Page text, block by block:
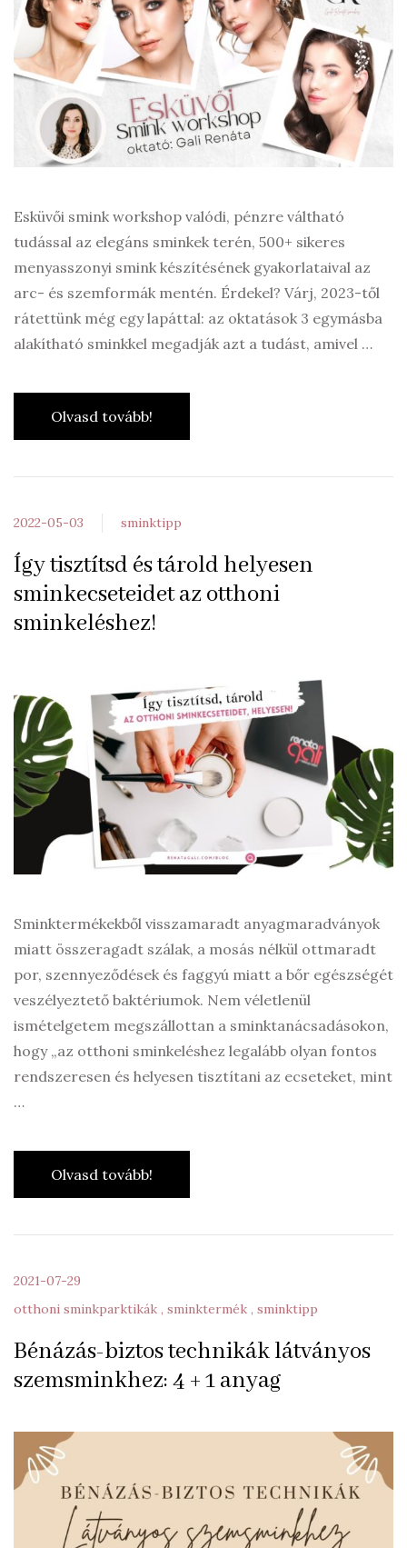
Esküvői smink workshop valódi, pénzre váltható
tudással az elegáns sminkek terén, 500+ sikeres
menyasszonyi smink készítésének gyakorlataival az
arc- és szemformák mentén. Érdekel? Várj, 2023-től
rátettünk még egy lapáttal: az oktatások 3 egymásba
alakítható sminkkel megadják azt a tudást, amivel …
Olvasd tovább!
2022-05-03 sminktipp
Így tisztítsd és tárold helyesen
sminkecseteidet az otthoni
sminkeléshez!
Sminktermékekből visszamaradt anyagmaradványok
miatt összeragadt szálak, a mosás nélkül ottmaradt
por, szennyeződések és faggyú miatt a bőr egészségét
veszélyeztető baktériumok. Nem véletlenül
ismételgetem megszállottan a sminktanácsadásokon,
hogy „az otthoni sminkeléshez legalább olyan fontos
rendszeresen és helyesen tisztítani az ecseteket, mint
…
Olvasd tovább!
2021-07-29
otthoni sminkparktikák
sminktermék sminktipp
Bénázás-biztos technikák látványos
szemsminkhez: 4 + 1 anyag